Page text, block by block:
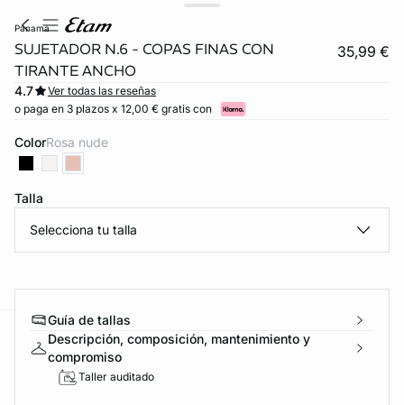
panama
SUJETADOR N.6 - COPAS FINAS CON
TIRANTE ANCHO
35,99 €
4.7
Ver todas las reseñas
o paga en 3 plazos x 12,00 € gratis con
Color rosa nude
Talla
Selecciona tu talla
Guía de tallas
Descripción, composición, mantenimiento y
compromiso
Taller auditado